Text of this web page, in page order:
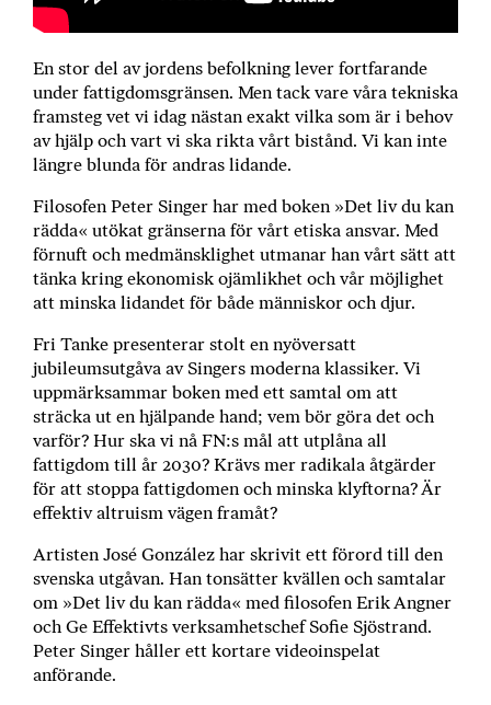
c
k
e
r
o
n
l
i
n
e
o
s
F
r
i
T
k
e
En stor del av jordens befolkning lever fortfarande
under fattigdomsgränsen. Men tack vare våra tekniska
framsteg vet vi idag nästan exakt vilka som är i behov
av hjälp och vart vi ska rikta vårt bistånd. Vi kan inte
längre blunda för andras lidande.
Filosofen Peter Singer har med boken »Det liv du kan
rädda« utökat gränserna för vårt etiska ansvar. Med
förnuft och medmänsklighet utmanar han vårt sätt att
tänka kring ekonomisk ojämlikhet och vår möjlighet
att minska lidandet för både människor och djur.
Fri Tanke presenterar stolt en nyöversatt
jubileumsutgåva av Singers moderna klassiker. Vi
uppmärksammar boken med ett samtal om att
sträcka ut en hjälpande hand; vem bör göra det och
varför? Hur ska vi nå FN:s mål att utplåna all
fattigdom till år 2030? Krävs mer radikala åtgärder
för att stoppa fattigdomen och minska klyftorna? Är
effektiv altruism vägen framåt?
Artisten José González har skrivit ett förord till den
svenska utgåvan. Han tonsätter kvällen och samtalar
om »Det liv du kan rädda« med filosofen Erik Angner
och Ge Effektivts verksamhetschef Sofie Sjöstrand.
Peter Singer håller ett kortare videoinspelat
anförande.